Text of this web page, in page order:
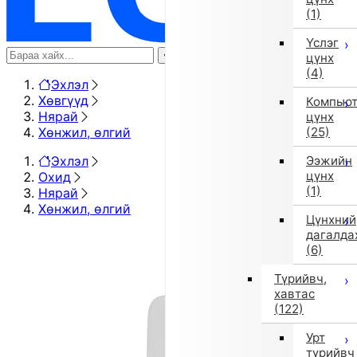
(1)
Үслэг
цүнх
(4)
цүнх
(25)
Ээжийн
цүнх
(1)
Цүнхний
(6)
Түрийвч,
хавтас
(122)
Урт
түрийвч
Эхлэл
Хөвгүүд
Нярай
Хөнжил, өлгий
Эхлэл
Охид
Нярай
Хөнжил, өлгий